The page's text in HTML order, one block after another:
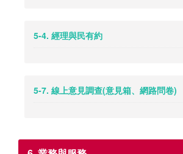
5-4. 經理與民有約
5-7. 線上意見調查(意見箱、網路問卷)